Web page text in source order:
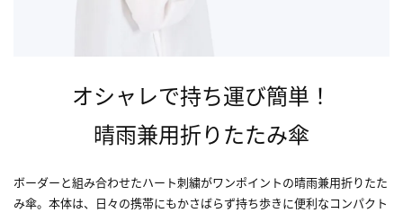
オシャレで持ち運び簡単！
晴雨兼用折りたたみ傘
ボーダーと組み合わせたハート刺繍がワンポイントの晴雨兼用折りたた
み傘。本体は、日々の携帯にもかさばらず持ち歩きに便利なコンパクト